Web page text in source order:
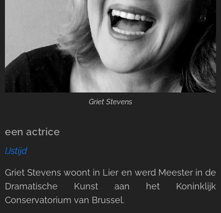
Griet Stevens
een actrice
IJstijd
Griet Stevens woont in Lier en werd Meester in de
Dramatische Kunst aan het Koninklijk
Conservatorium van Brussel.